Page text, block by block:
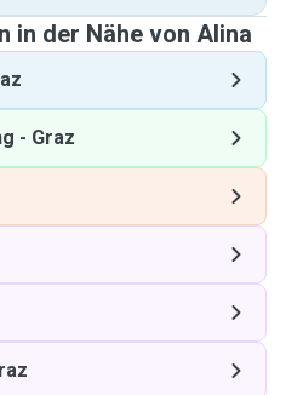
in der Nähe von Alina
- Graz